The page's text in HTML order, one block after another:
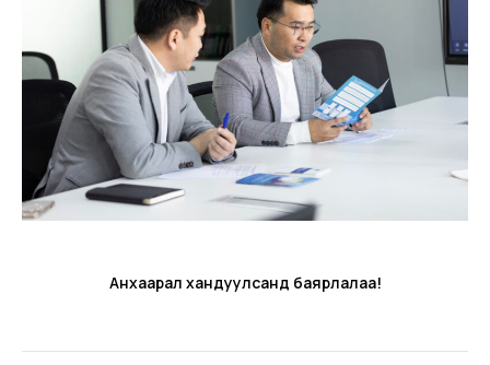
Анхаарал хандуулсанд баярлалаа!